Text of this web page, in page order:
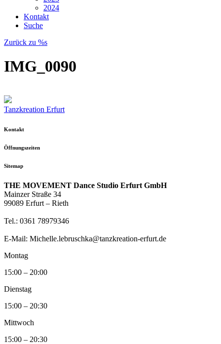
2024
Kontakt
Suche
Zurück zu %s
IMG_0090
Tanzkreation Erfurt
Kontakt
Öffnungszeiten
Sitemap
THE MOVEMENT Dance Studio Erfurt GmbH
Mainzer Straße 34
99089 Erfurt – Rieth
Tel.: 0361 78979346
E-Mail: Michelle.lebruschka@tanzkreation-erfurt.de
Montag
15:00 – 20:00
Dienstag
15:00 – 20:30
Mittwoch
15:00 – 20:30